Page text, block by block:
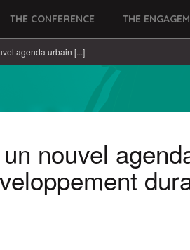
THE CONFERENCE THE
agenda urbain [...]
nouvel